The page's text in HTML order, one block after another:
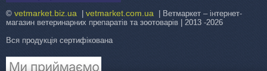
© vetmarket.biz.ua | vetmarket.com.ua | Ветмаркет – інтернет-
магазин ветеринарних препаратів та зоотоварів | 2013 -2026
Вся продукція сертифікована